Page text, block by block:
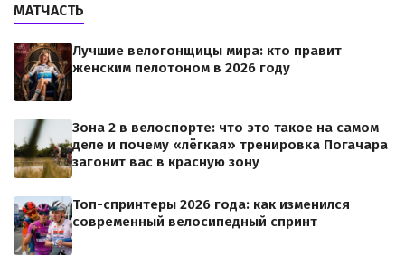
МАТЧАСТЬ
Лучшие велогонщицы мира: кто правит
женским пелотоном в 2026 году
Зона 2 в велоспорте: что это такое на самом
деле и почему «лёгкая» тренировка Погачара
загонит вас в красную зону
Топ-спринтеры 2026 года: как изменился
современный велосипедный спринт